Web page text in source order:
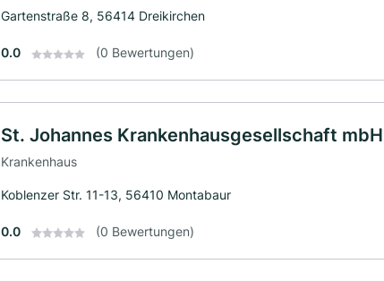
Gartenstraße 8, 56414 Dreikirchen
0.0 (0 Bewertungen)
St. Johannes Krankenhausgesellschaft mbH
Krankenhaus
Koblenzer Str. 11-13, 56410 Montabaur
0.0 (0 Bewertungen)